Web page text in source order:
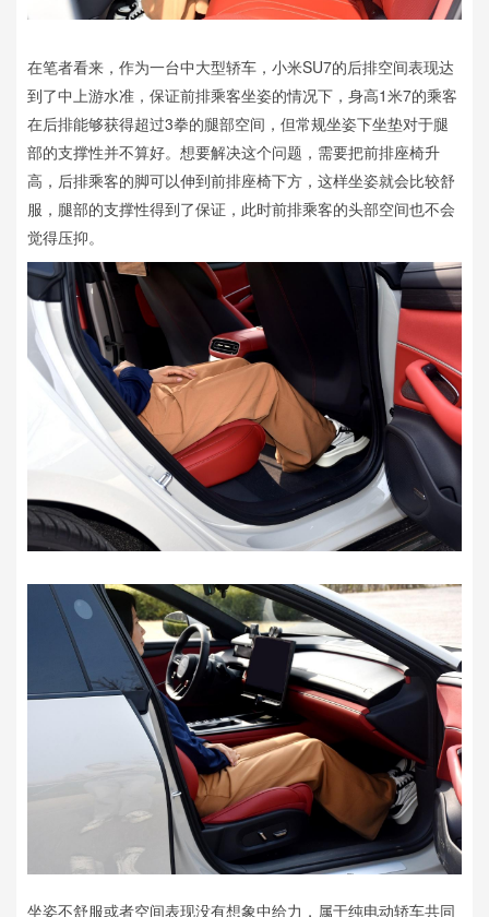
在笔者看来，作为一台中大型轿车，小米SU7的后排空间表现达
到了中上游水准，保证前排乘客坐姿的情况下，身高1米7的乘客
在后排能够获得超过3拳的腿部空间，但常规坐姿下坐垫对于腿
部的支撑性并不算好。想要解决这个问题，需要把前排座椅升
高，后排乘客的脚可以伸到前排座椅下方，这样坐姿就会比较舒
服，腿部的支撑性得到了保证，此时前排乘客的头部空间也不会
觉得压抑。
坐姿不舒服或者空间表现没有想象中给力，属于纯电动轿车共同